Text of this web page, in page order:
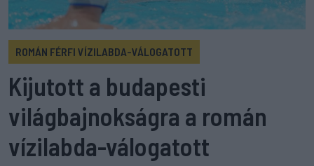
ROMÁN FÉRFI VÍZILABDA-VÁLOGATOTT
Kijutott a budapesti
világbajnokságra a román
vízilabda-válogatott